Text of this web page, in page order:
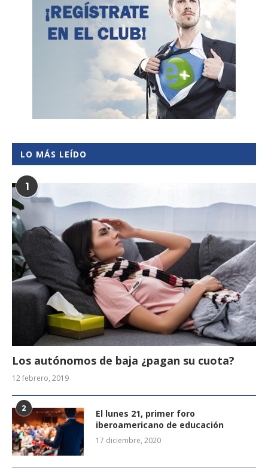
LO MÁS LEÍDO
1
Los autónomos de baja ¿pagan su cuota?
12 febrero, 2019
2
El lunes 21, primer foro
iberoamericano de educación
17 diciembre, 2020